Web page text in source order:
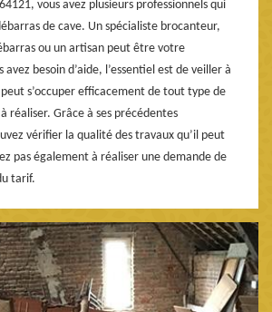
vous avez plusieurs professionnels qui
de cave. Un spécialiste brocanteur,
ou un artisan peut être votre
besoin d’aide, l’essentiel est de veiller à
s’occuper efficacement de tout type de
réaliser. Grâce à ses précédentes
vérifier la qualité des travaux qu’il peut
pas également à réaliser une demande de
tarif.